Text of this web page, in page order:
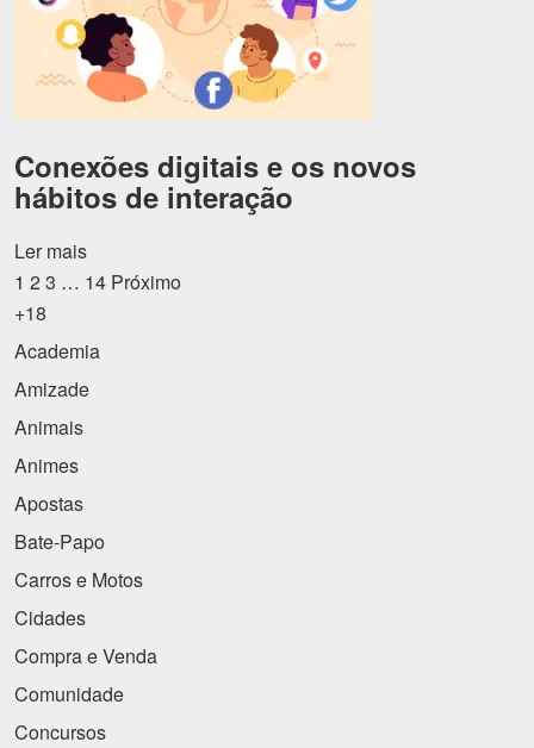
Conexões digitais e os novos
hábitos de interação
Ler mais
1 2 3 … 14 Próximo
+18
Academia
Amizade
Animais
Animes
Apostas
Bate-Papo
Carros e Motos
Cidades
Compra e Venda
Comunidade
Concursos